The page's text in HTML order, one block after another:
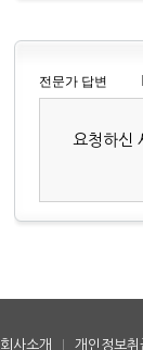
전문가 답변
요청하신
회사소개 개인정보취